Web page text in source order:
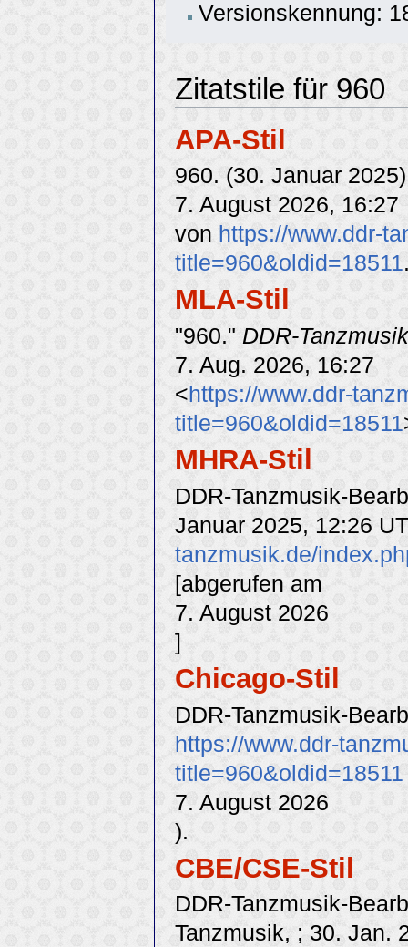
Versionskennung:
Zitatstile für 960
APA-Stil
960. (30. Januar
7. August 2026, 16:27
von https://www.ddr-
title=960&oldid=18511
MLA-Stil
"960." DDR-
7. Aug. 2026, 16:27
<https://www.ddr-
title=960&oldid=18511
MHRA-Stil
DDR-Tanzmusik-
Januar 2025, 12:26
tanzmusik.de/
[abgerufen am
7. August 2026
]
Chicago-Stil
DDR-Tanzmusik-
https://www.ddr-
title=960&oldid=18511
7. August 2026
).
CBE/CSE-Stil
DDR-Tanzmusik-
Tanzmusik, ; 30. Jan.